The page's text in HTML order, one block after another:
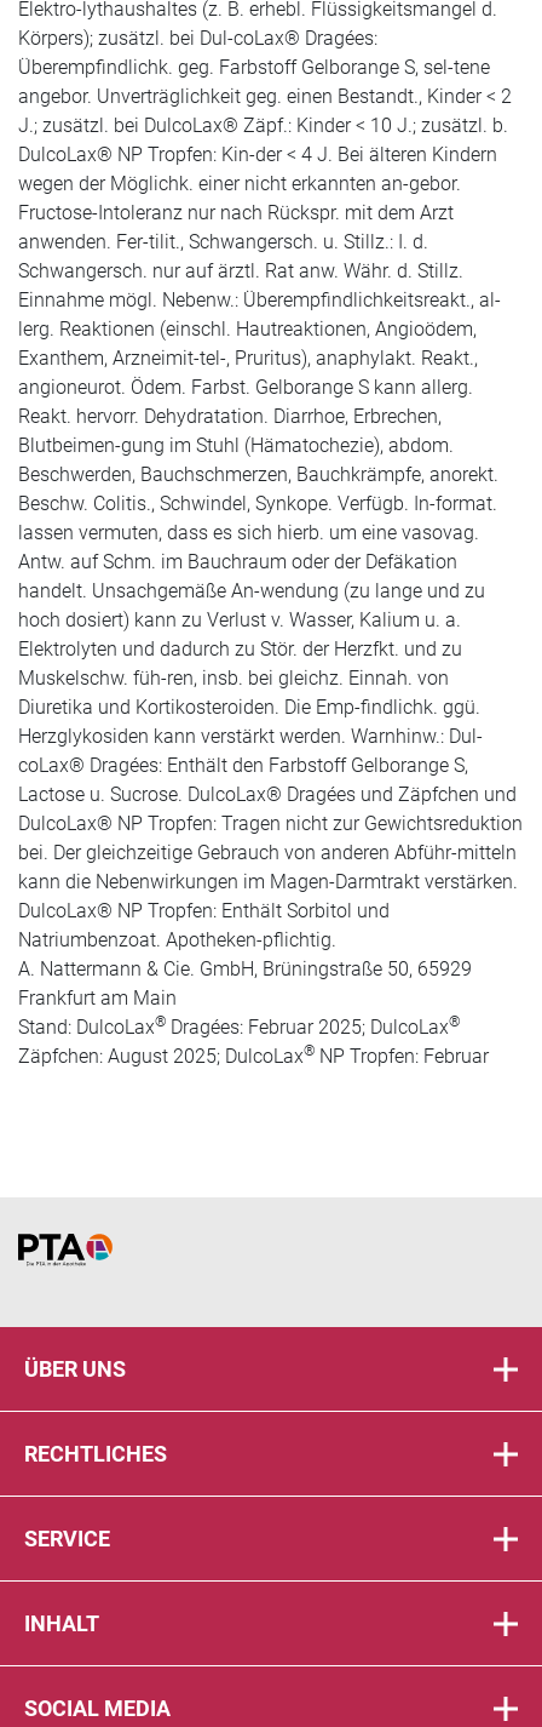
Elektro-lythaushaltes (z. B. erhebl. Flüssigkeitsmangel d.
Körpers); zusätzl. bei Dul-coLax® Dragées:
Überempfindlichk. geg. Farbstoff Gelborange S, sel-tene
angebor. Unverträglichkeit geg. einen Bestandt., Kinder < 2
J.; zusätzl. bei DulcoLax® Zäpf.: Kinder < 10 J.; zusätzl. b.
DulcoLax® NP Tropfen: Kin-der < 4 J. Bei älteren Kindern
wegen der Möglichk. einer nicht erkannten an-gebor.
Fructose-Intoleranz nur nach Rückspr. mit dem Arzt
anwenden. Fer-tilit., Schwangersch. u. Stillz.: I. d.
Schwangersch. nur auf ärztl. Rat anw. Währ. d. Stillz.
Einnahme mögl. Nebenw.: Überempfindlichkeitsreakt., al-
lerg. Reaktionen (einschl. Hautreaktionen, Angioödem,
Exanthem, Arzneimit-tel-, Pruritus), anaphylakt. Reakt.,
angioneurot. Ödem. Farbst. Gelborange S kann allerg.
Reakt. hervorr. Dehydratation. Diarrhoe, Erbrechen,
Blutbeimen-gung im Stuhl (Hämatochezie), abdom.
Beschwerden, Bauchschmerzen, Bauchkrämpfe, anorekt.
Beschw. Colitis., Schwindel, Synkope. Verfügb. In-format.
lassen vermuten, dass es sich hierb. um eine vasovag.
Antw. auf Schm. im Bauchraum oder der Defäkation
handelt. Unsachgemäße An-wendung (zu lange und zu
hoch dosiert) kann zu Verlust v. Wasser, Kalium u. a.
Elektrolyten und dadurch zu Stör. der Herzfkt. und zu
Muskelschw. füh-ren, insb. bei gleichz. Einnah. von
Diuretika und Kortikosteroiden. Die Emp-findlichk. ggü.
Herzglykosiden kann verstärkt werden. Warnhinw.: Dul-
coLax® Dragées: Enthält den Farbstoff Gelborange S,
Lactose u. Sucrose. DulcoLax® Dragées und Zäpfchen und
DulcoLax® NP Tropfen: Tragen nicht zur Gewichtsreduktion
bei. Der gleichzeitige Gebrauch von anderen Abführ-mitteln
kann die Nebenwirkungen im Magen-Darmtrakt verstärken.
DulcoLax® NP Tropfen: Enthält Sorbitol und
Natriumbenzoat. Apotheken-pflichtig.
A. Nattermann & Cie. GmbH, Brüningstraße 50, 65929
Frankfurt am Main
Stand: DulcoLax® Dragées: Februar 2025; DulcoLax®
Zäpfchen: August 2025; DulcoLax® NP Tropfen: Februar
Home
ÜBER UNS
RECHTLICHES
SERVICE
INHALT
SOCIAL MEDIA